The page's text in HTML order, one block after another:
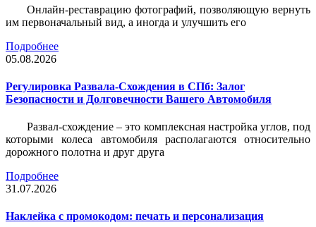
Онлайн-реставрацию фотографий, позволяющую вернуть
им первоначальный вид, а иногда и улучшить его
Подробнее
05.08.2026
Регулировка Развала-Схождения в СПб: Залог
Безопасности и Долговечности Вашего Автомобиля
Развал-схождение – это комплексная настройка углов, под
которыми колеса автомобиля располагаются относительно
дорожного полотна и друг друга
Подробнее
31.07.2026
Наклейка c промокодом: печать и персонализация